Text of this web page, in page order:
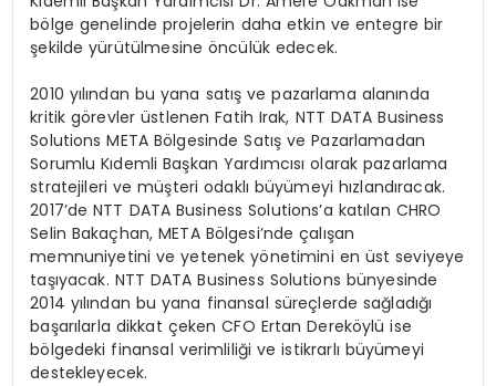
bölge genelinde projelerin daha etkin ve entegre bir
şekilde yürütülmesine öncülük edecek.
2010 yılından bu yana satış ve pazarlama alanında
kritik görevler üstlenen Fatih Irak, NTT DATA Business
Solutions META Bölgesinde Satış ve Pazarlamadan
Sorumlu Kıdemli Başkan Yardımcısı olarak pazarlama
stratejileri ve müşteri odaklı büyümeyi hızlandıracak.
2017’de NTT DATA Business Solutions’a katılan CHRO
Selin Bakaçhan, META Bölgesi’nde çalışan
memnuniyetini ve yetenek yönetimini en üst seviyeye
taşıyacak. NTT DATA Business Solutions bünyesinde
2014 yılından bu yana finansal süreçlerde sağladığı
başarılarla dikkat çeken CFO Ertan Dereköylü ise
bölgedeki finansal verimliliği ve istikrarlı büyümeyi
destekleyecek.